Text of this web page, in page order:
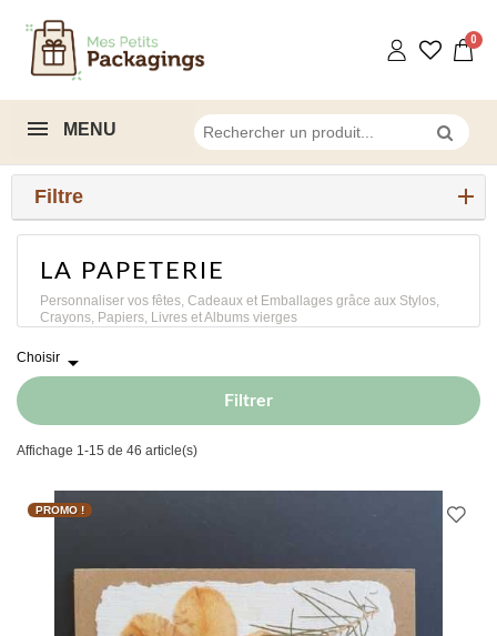
MENU
Filtre
LA PAPETERIE
Personnaliser vos fêtes, Cadeaux et Emballages grâce aux Stylos,
Crayons, Papiers, Livres et Albums vierges
Choisir 
Filtrer
Affichage 1-15 de 46 article(s)
PROMO !